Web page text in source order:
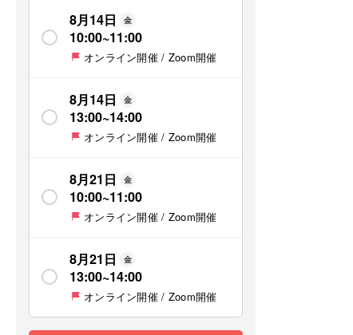
8月14日 金
10:00~11:00
オンライン開催 / Zoom開催
8月14日 金
13:00~14:00
オンライン開催 / Zoom開催
8月21日 金
10:00~11:00
オンライン開催 / Zoom開催
8月21日 金
13:00~14:00
オンライン開催 / Zoom開催